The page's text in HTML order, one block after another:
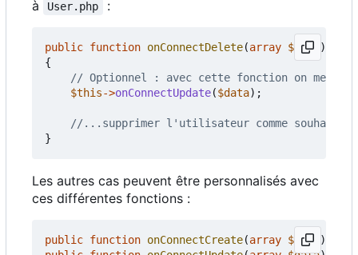
à
User.php :
public function onConnectDelete(array $data )
{
$this->onConnectUpdate($data);
}
Les autres cas peuvent être personnalisés avec
ces différentes fonctions :
public function onConnectCreate(array $data );